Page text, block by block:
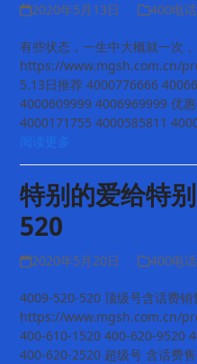
2020年5月13日 400电话
有些状态，一生中大概就一次
https://www.mgsh.com.cn/
5.13日推荐 4000776666
4000609999 4006969999 优
4000171755 4000585811
阅读更多
特别的爱给特
520
2020年5月20日 400电话
4009-520-520 顶级号含话费销
https://www.mgsh.com.cn/
400-610-1520 400-620-9520
400-620-2520 超级号 含话费